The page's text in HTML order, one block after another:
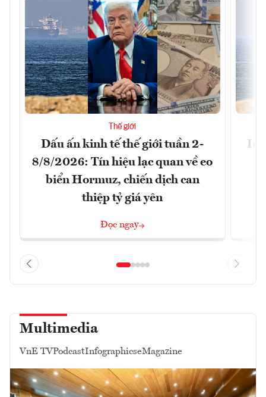
Thế giới
Dấu ấn kinh tế thế giới tuần 2-
8/8/2026: Tín hiệu lạc quan về eo
biển Hormuz, chiến dịch can
thiệp tỷ giá yên
Đọc ngay
Multimedia
VnE TVPodcastInfographicseMagazine